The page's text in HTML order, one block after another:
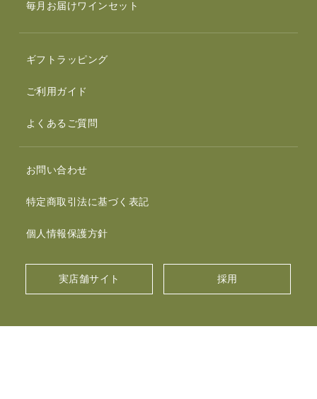
毎月お届けワインセット
ギフトラッピング
ご利用ガイド
よくあるご質問
お問い合わせ
特定商取引法に基づく表記
個人情報保護方針
実店舗サイト 採用